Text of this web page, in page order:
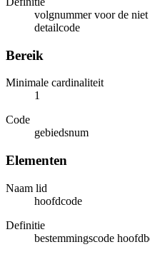
volgnummer voor de
detailcode
Bereik
Minimale cardinaliteit
1
Code
gebiedsnum
Elementen
Naam lid
hoofdcode
Definitie
bestemmingscode